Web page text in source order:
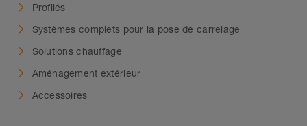
Profilés
Systèmes complets pour la pose de carrelage
Solutions chauffage
Aménagement extérieur
Accessoires